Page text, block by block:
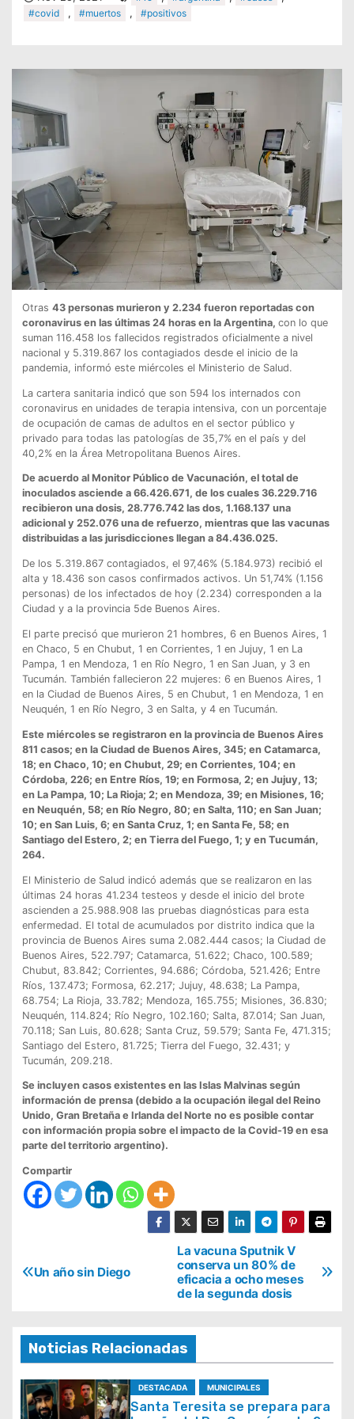
#covid
, #muertos , #positivos
Otras 43 personas murieron y 2.234 fueron reportadas con
coronavirus en las últimas 24 horas en la Argentina, con lo que
suman 116.458 los fallecidos registrados oficialmente a nivel
nacional y 5.319.867 los contagiados desde el inicio de la
pandemia, informó este miércoles el Ministerio de Salud.
La cartera sanitaria indicó que son 594 los internados con
coronavirus en unidades de terapia intensiva, con un porcentaje
de ocupación de camas de adultos en el sector público y
privado para todas las patologías de 35,7% en el país y del
40,2% en la Área Metropolitana Buenos Aires.
De acuerdo al Monitor Público de Vacunación, el total de
inoculados asciende a 66.426.671, de los cuales 36.229.716
recibieron una dosis, 28.776.742 las dos, 1.168.137 una
adicional y 252.076 una de refuerzo, mientras que las vacunas
distribuidas a las jurisdicciones llegan a 84.436.025.
De los 5.319.867 contagiados, el 97,46% (5.184.973) recibió el
alta y 18.436 son casos confirmados activos. Un 51,74% (1.156
personas) de los infectados de hoy (2.234) corresponden a la
Ciudad y a la provincia 5de Buenos Aires.
El parte precisó que murieron 21 hombres, 6 en Buenos Aires, 1
en Chaco, 5 en Chubut, 1 en Corrientes, 1 en Jujuy, 1 en La
Pampa, 1 en Mendoza, 1 en Río Negro, 1 en San Juan, y 3 en
Tucumán. También fallecieron 22 mujeres: 6 en Buenos Aires, 1
en la Ciudad de Buenos Aires, 5 en Chubut, 1 en Mendoza, 1 en
Neuquén, 1 en Río Negro, 3 en Salta, y 4 en Tucumán.
Este miércoles se registraron en la provincia de Buenos Aires
811 casos; en la Ciudad de Buenos Aires, 345; en Catamarca,
18; en Chaco, 10; en Chubut, 29; en Corrientes, 104; en
Córdoba, 226; en Entre Ríos, 19; en Formosa, 2; en Jujuy, 13;
en La Pampa, 10; La Rioja; 2; en Mendoza, 39; en Misiones, 16;
en Neuquén, 58; en Río Negro, 80; en Salta, 110; en San Juan;
10; en San Luis, 6; en Santa Cruz, 1; en Santa Fe, 58; en
Santiago del Estero, 2; en Tierra del Fuego, 1; y en Tucumán,
264.
El Ministerio de Salud indicó además que se realizaron en las
últimas 24 horas 41.234 testeos y desde el inicio del brote
ascienden a 25.988.908 las pruebas diagnósticas para esta
enfermedad. El total de acumulados por distrito indica que la
provincia de Buenos Aires suma 2.082.444 casos; la Ciudad de
Buenos Aires, 522.797; Catamarca, 51.622; Chaco, 100.589;
Chubut, 83.842; Corrientes, 94.686; Córdoba, 521.426; Entre
Ríos, 137.473; Formosa, 62.217; Jujuy, 48.638; La Pampa,
68.754; La Rioja, 33.782; Mendoza, 165.755; Misiones, 36.830;
Neuquén, 114.824; Río Negro, 102.160; Salta, 87.014; San Juan,
70.118; San Luis, 80.628; Santa Cruz, 59.579; Santa Fe, 471.315;
Santiago del Estero, 81.725; Tierra del Fuego, 32.431; y
Tucumán, 209.218.
Se incluyen casos existentes en las Islas Malvinas según
información de prensa (debido a la ocupación ilegal del Reino
Unido, Gran Bretaña e Irlanda del Norte no es posible contar
con información propia sobre el impacto de la Covid-19 en esa
parte del territorio argentino).
Compartir
a
g
a
c
La vacuna Sputnik V
conserva un 80% de
eficacia a ocho meses
de la segunda dosis
Un año sin Diego
Noticias Relacionadas
DESTACADA MUNICIPALES
Santa Teresita se prepara para